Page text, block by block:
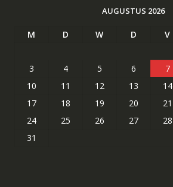
AUGUSTUS 2026
M D W D V
3
4 5 6 7
10
11 12 13 14
17
18 19 20 21
24
25 26 27 28
31